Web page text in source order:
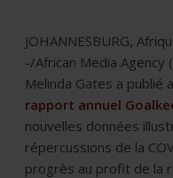
JOHANNESBURG,
-/African Media Agency
Melinda Gates a publié
rapport annuel
nouvelles données
répercussions de la
progrès au profit de la